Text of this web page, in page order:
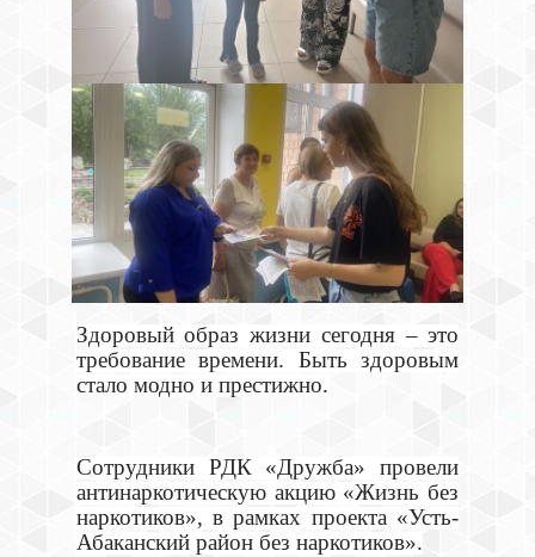
Здоровый образ жизни сегодня – это
требование времени. Быть здоровым
стало модно и престижно.
Сотрудники РДК «Дружба» провели
антинаркотическую акцию «Жизнь без
наркотиков», в рамках проекта «Усть-
Абаканский район без наркотиков».